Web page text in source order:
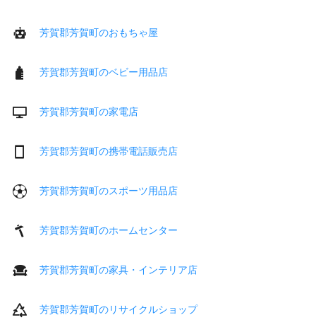
芳賀郡芳賀町のおもちゃ屋
芳賀郡芳賀町のベビー用品店
芳賀郡芳賀町の家電店
芳賀郡芳賀町の携帯電話販売店
芳賀郡芳賀町のスポーツ用品店
芳賀郡芳賀町のホームセンター
芳賀郡芳賀町の家具・インテリア店
芳賀郡芳賀町のリサイクルショップ